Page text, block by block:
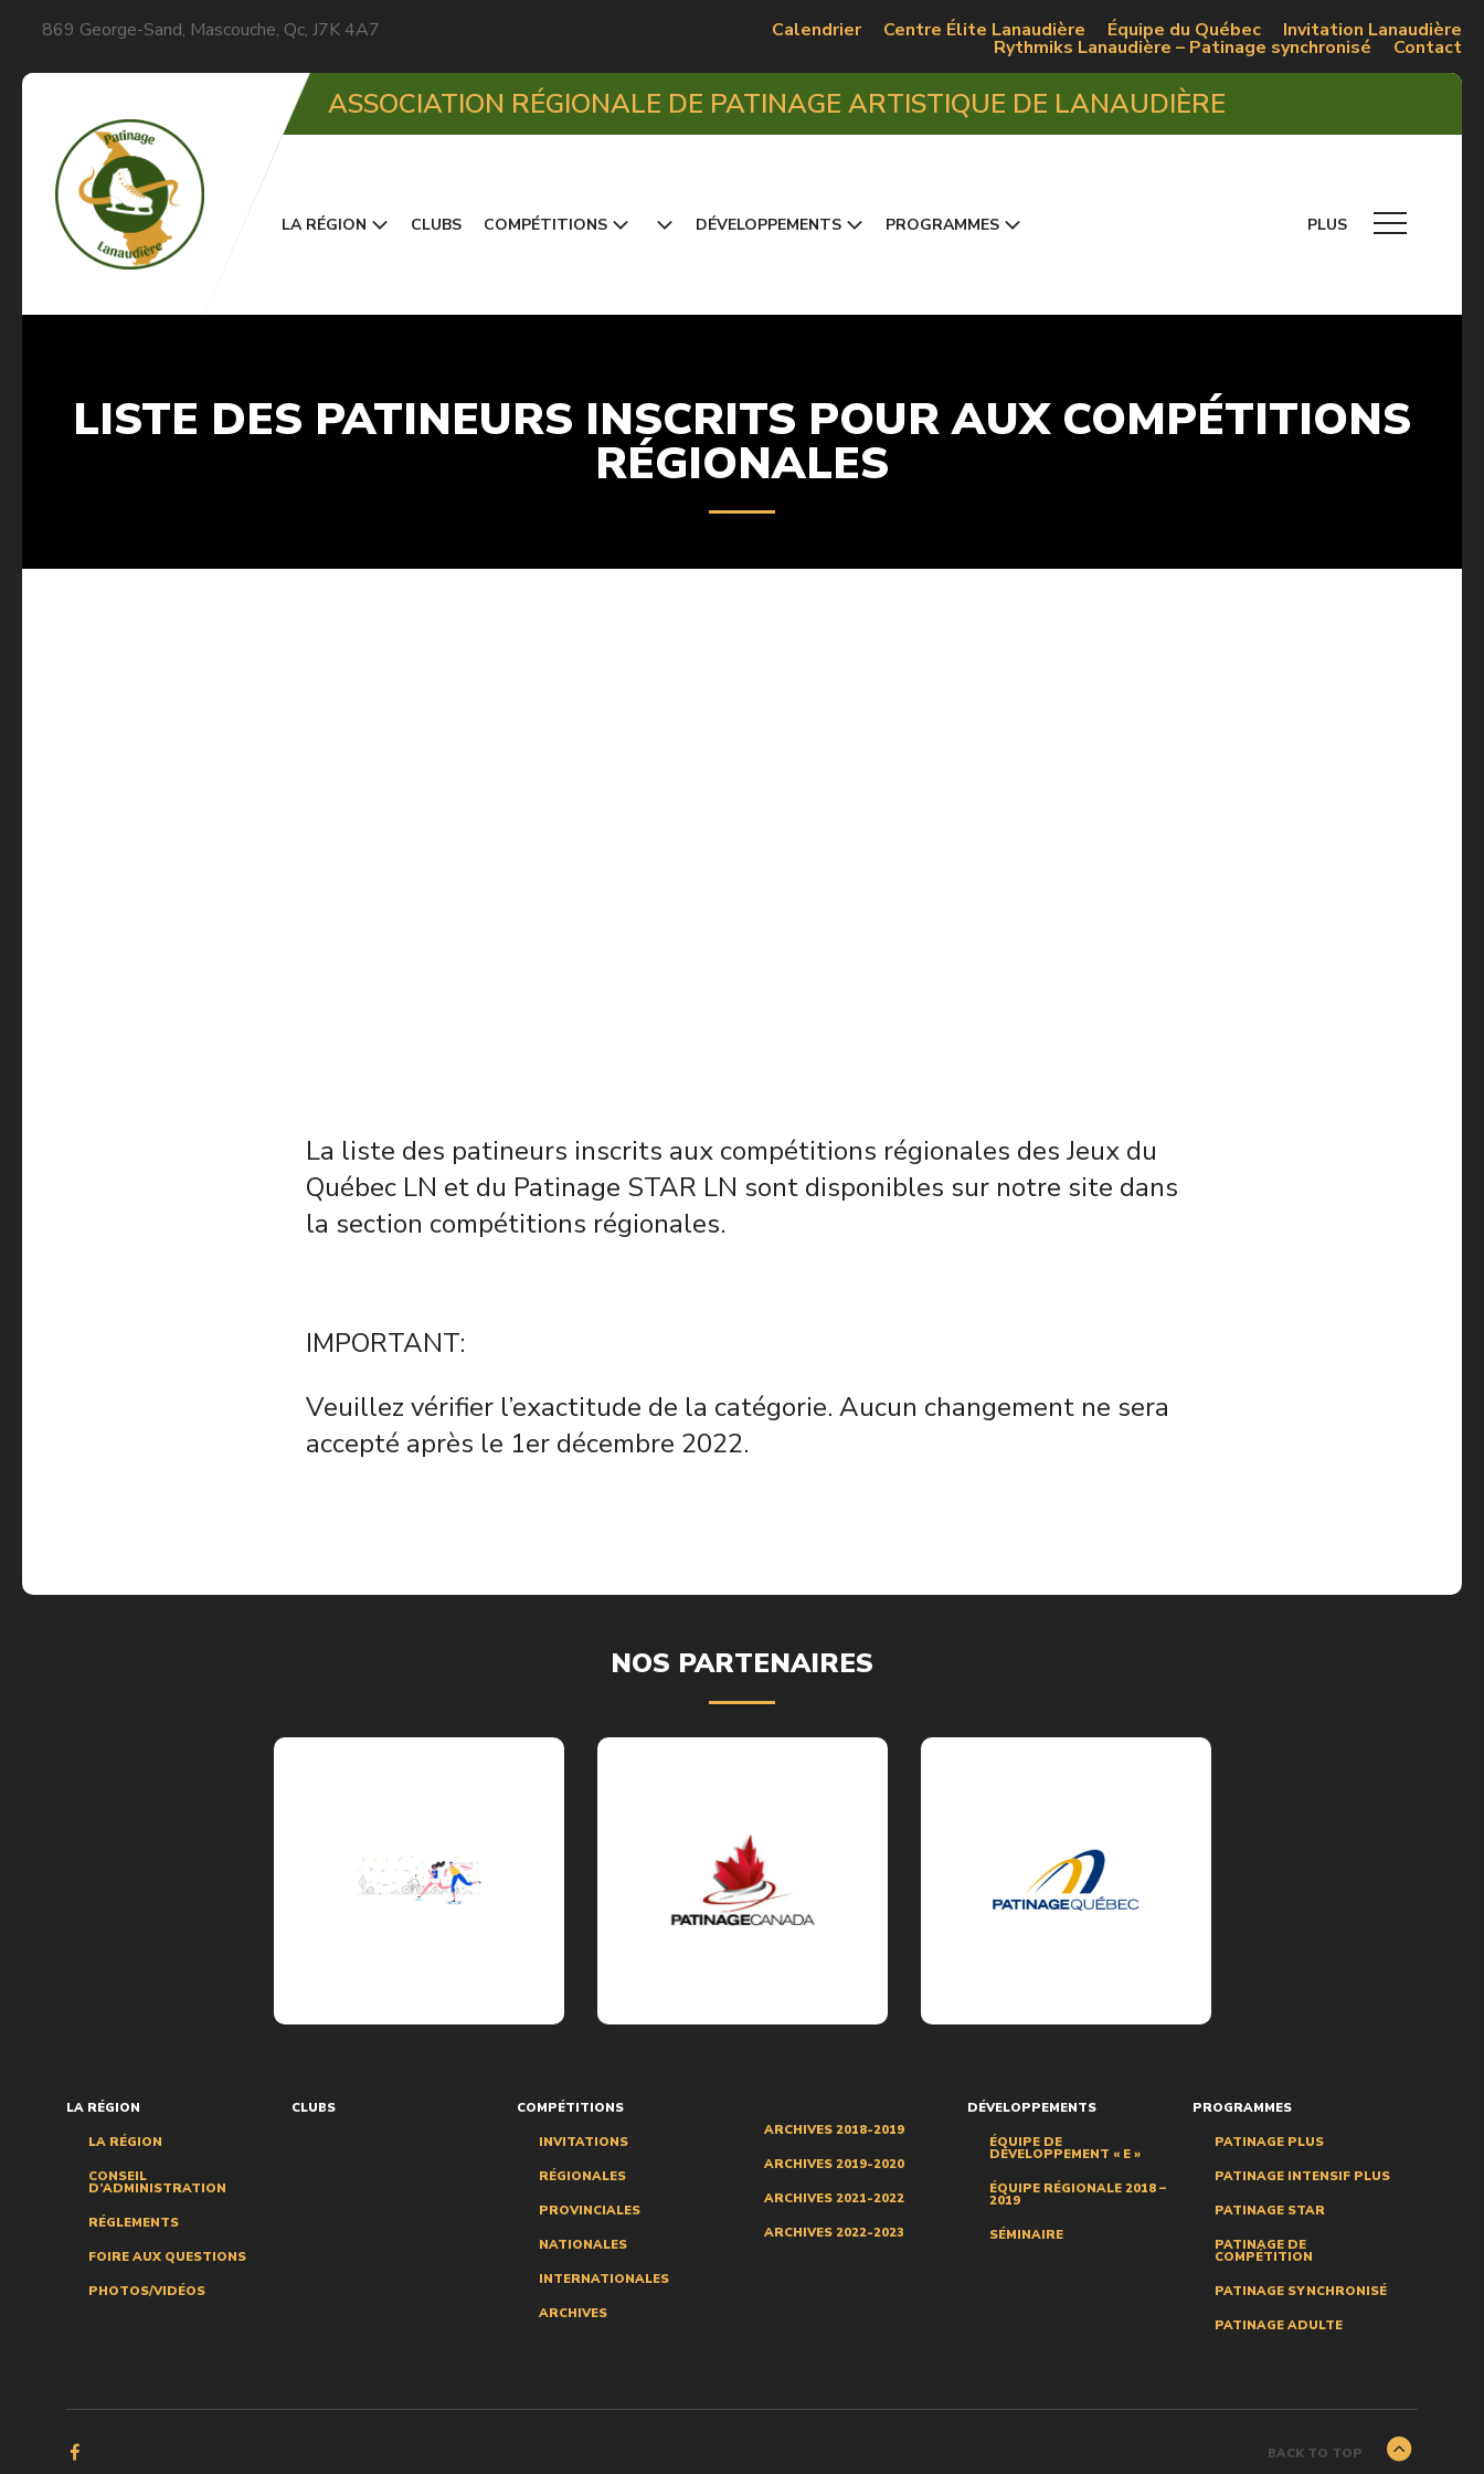
869 George-Sand, Mascouche, Qc, J7K 4A7 Calendrier Centre Élite Lanaudière Équipe du Québec Invitation Lanaudière
Rythmiks Lanaudière – Patinage synchronisé Contact
ASSOCIATION RÉGIONALE DE PATINAGE ARTISTIQUE DE LANAUDIÈRE
LA RÉGION CLUBS COMPÉTITIONS DÉVELOPPEMENTS PROGRAMMES PLUS
LISTE DES PATINEURS INSCRITS POUR AUX COMPÉTITIONS
RÉGIONALES
La liste des patineurs inscrits aux compétitions régionales des Jeux du
Québec LN et du Patinage STAR LN sont disponibles sur notre site dans
la section compétitions régionales.
IMPORTANT:
Veuillez vérifier l’exactitude de la catégorie. Aucun changement ne sera
accepté après le 1er décembre 2022.
NOS PARTENAIRES
LA RÉGION
LA RÉGION
CONSEIL
D’ADMINISTRATION
RÉGLEMENTS
FOIRE AUX QUESTIONS
PHOTOS/VIDÉOS
CLUBS COMPÉTITIONS
INVITATIONS
RÉGIONALES
PROVINCIALES
NATIONALES
INTERNATIONALES
ARCHIVES
ARCHIVES 2018-2019
ARCHIVES 2019-2020
ARCHIVES 2021-2022
ARCHIVES 2022-2023
DÉVELOPPEMENTS
ÉQUIPE DE
DÉVELOPPEMENT « E »
ÉQUIPE RÉGIONALE 2018 –
2019
SÉMINAIRE
PROGRAMMES
PATINAGE PLUS
PATINAGE INTENSIF PLUS
PATINAGE STAR
PATINAGE DE
COMPÉTITION
PATINAGE SYNCHRONISÉ
PATINAGE ADULTE
BACK TO TOP